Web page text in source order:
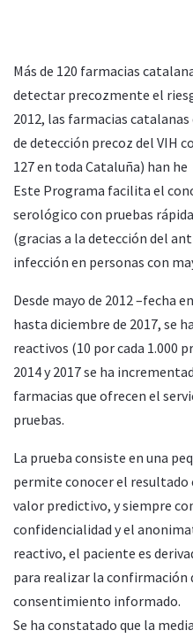
Más de 120 farmacias
detectar precozmente el
2012, las farmacias
de detección precoz del VIH
127 en toda Cataluña) han he
Este Programa facilita el
serológico con pruebas
(gracias a la detección del
infección en personas con
Desde mayo de 2012 –fecha
hasta diciembre de 2017, se
reactivos (10 por cada 1.000
2014 y 2017 se ha
farmacias que ofrecen el
pruebas.
La prueba consiste en una
permite conocer el resultado
valor predictivo, y siempre
confidencialidad y el
reactivo, el paciente es
para realizar la confirmación
consentimiento informado.
Se ha constatado que la